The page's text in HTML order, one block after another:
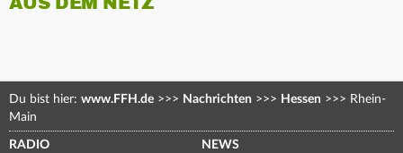
Du bist hier: www.FFH.de >>> Nachrichten >>> Hessen >>> Rhein-
Main
RADIO NEWS